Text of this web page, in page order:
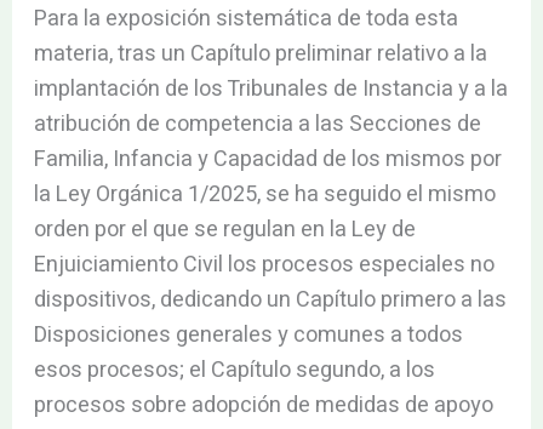
Para la exposición sistemática de toda esta
materia, tras un Capítulo preliminar relativo a la
implantación de los Tribunales de Instancia y a la
atribución de competencia a las Secciones de
Familia, Infancia y Capacidad de los mismos por
la Ley Orgánica 1/2025, se ha seguido el mismo
orden por el que se regulan en la Ley de
Enjuiciamiento Civil los procesos especiales no
dispositivos, dedicando un Capítulo primero a las
Disposiciones generales y comunes a todos
esos procesos; el Capítulo segundo, a los
procesos sobre adopción de medidas de apoyo